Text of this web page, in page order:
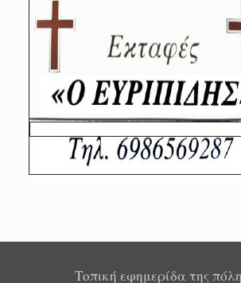
Τοπική εφημερίδα της